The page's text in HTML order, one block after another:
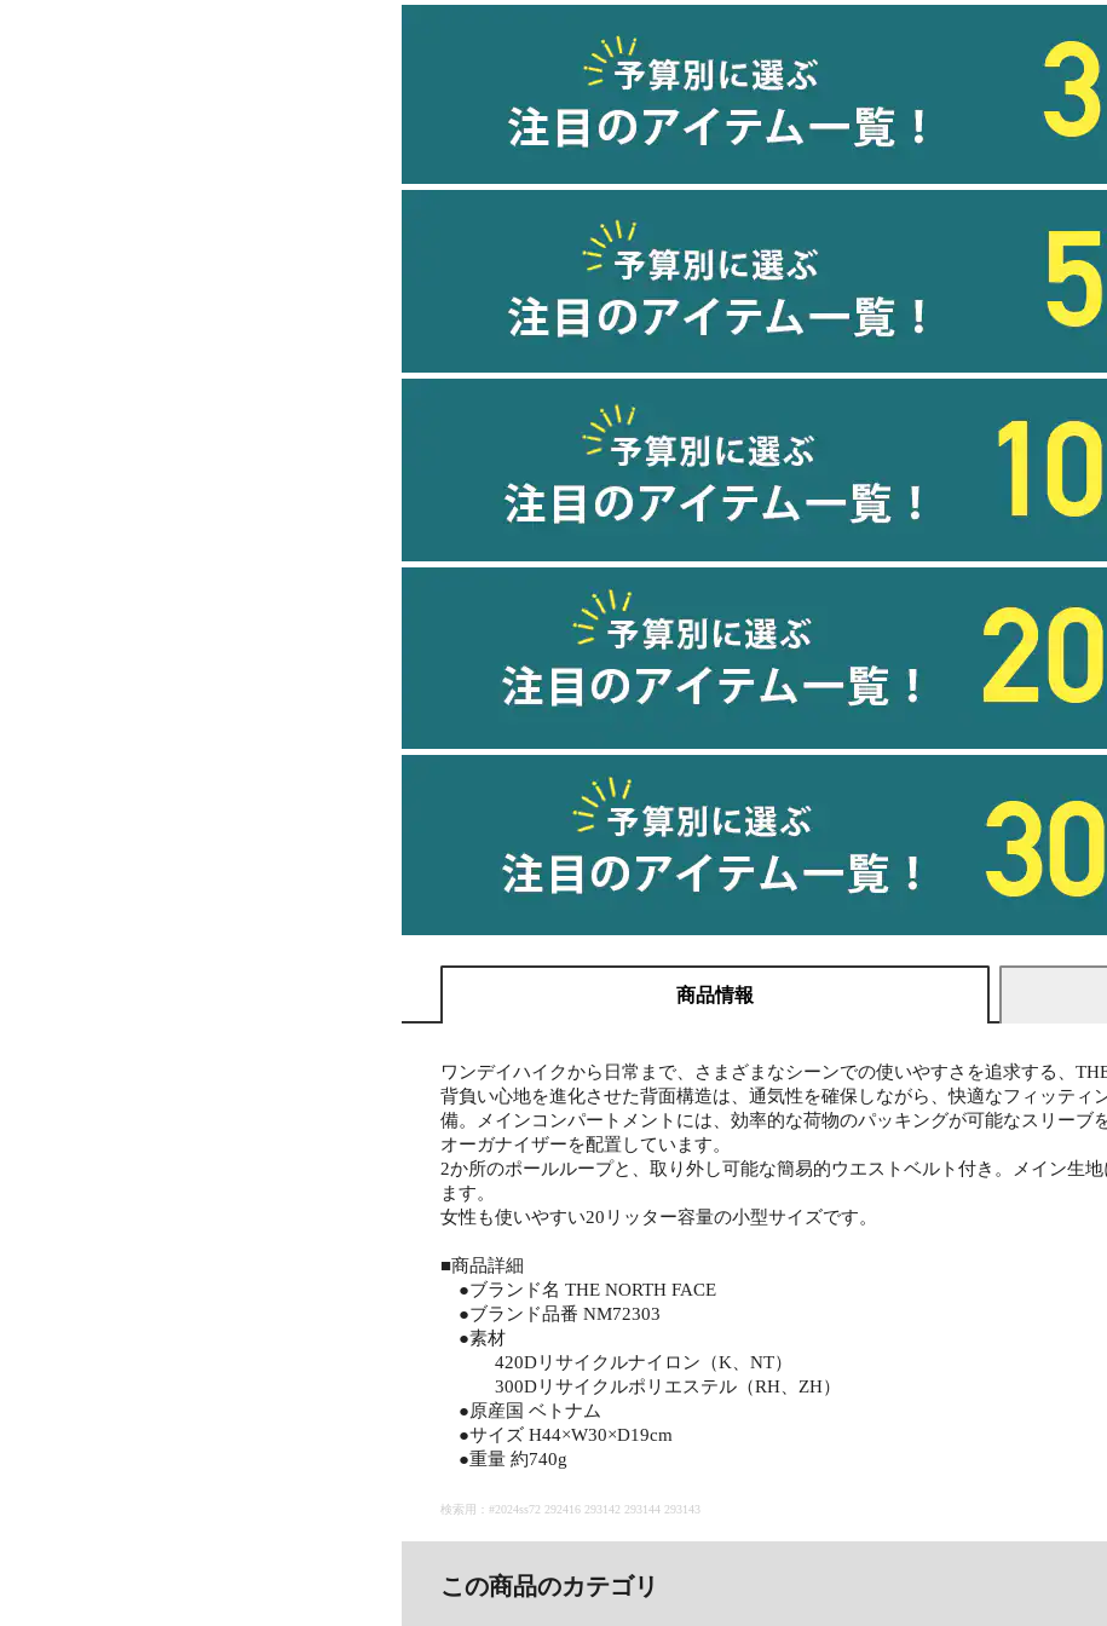
商品情報
ワンデイハイクから日常まで、さまざまなシーンでの使いやすさを追求する、
背負い心地を進化させた背面構造は、通気性を確保しながら、快適なフィッテ
備。メインコンパートメントには、効率的な荷物のパッキングが可能なスリーブ
オーガナイザーを配置しています。
2か所のポールループと、取り外し可能な簡易的ウエストベルト付き。メイン生
ます。
女性も使いやすい20リッター容量の小型サイズです。
■商品詳細
●ブランド名 THE NORTH FACE
●ブランド品番 NM72303
●素材
420Dリサイクルナイロン（K、NT）
300Dリサイクルポリエステル（RH、ZH）
●原産国 ベトナム
●サイズ H44×W30×D19cm
●重量 約740g
検索用：#2024ss72 292416 293142 293144 293143
この商品のカテゴリ